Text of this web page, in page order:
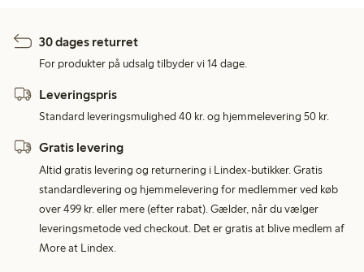
30 dages returret
For produkter på udsalg tilbyder vi 14 dage.
Leveringspris
Standard leveringsmulighed 40 kr. og hjemmelevering 50 kr.
Gratis levering
Altid gratis levering og returnering i Lindex-butikker. Gratis
standardlevering og hjemmelevering for medlemmer ved køb
over 499 kr. eller mere (efter rabat). Gælder, når du vælger
leveringsmetode ved checkout. Det er gratis at blive medlem af
More at Lindex.